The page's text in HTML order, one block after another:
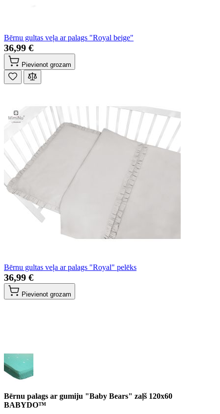
Bērnu gultas veļa ar palags "Royal beige"
36,99 €
Pievienot grozam
Bērnu gultas veļa ar palags "Royal" pelēks
36,99 €
Pievienot grozam
Bērnu palags ar gumiju "Baby Bears" zaļš 120x60
BABYDO™